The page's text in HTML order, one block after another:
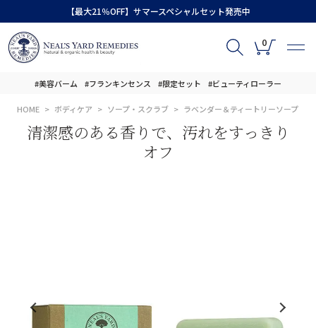
【最大21％OFF】サマースペシャルセット発売中
0
#美容バーム #フランキンセンス #限定セット #ビューティローラー
HOME ボディケア ソープ・スクラブ ラベンダー＆ティートリーソープ
清潔感のある香りで、汚れをすっきり
オフ